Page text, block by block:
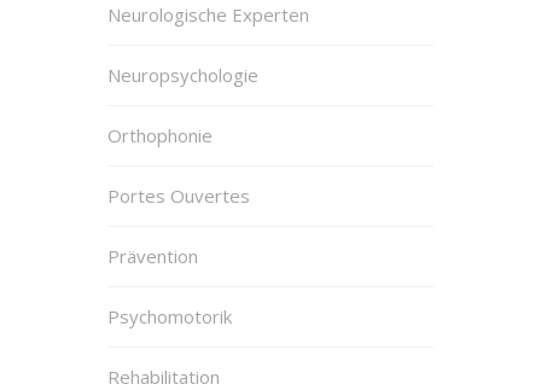
Neurologische Experten
Neuropsychologie
Orthophonie
Portes Ouvertes
Prävention
Psychomotorik
Rehabilitation